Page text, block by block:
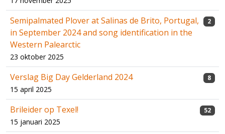
Semipalmated Plover at Salinas de Brito, Portugal,
in September 2024 and song identification in the
Western Palearctic
23 oktober 2025
2
Verslag Big Day Gelderland 2024
15 april 2025
8
Brileider op Texel!
15 januari 2025
52